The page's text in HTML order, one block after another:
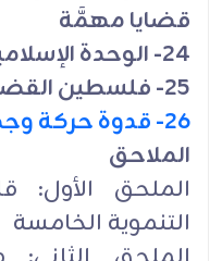
قضايا مهمَّة
24- الوحدة الإسلامية
25- فلسطين القضية المركزية للثَّورة
26- قدوة حركة وجهاد "حزب الله"
الملاحق
الملحق الأول:
التنموية الخامسة